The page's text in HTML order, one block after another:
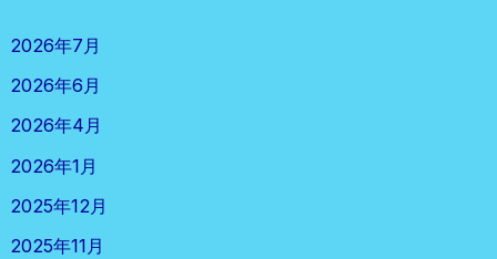
2026年7月
2026年6月
2026年4月
2026年1月
2025年12月
2025年11月